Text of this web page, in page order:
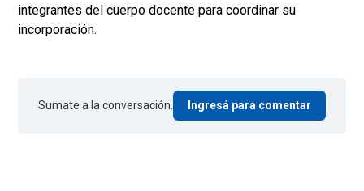
integrantes del cuerpo docente para coordinar su
incorporación.
Sumate a la conversación. Ingresá para comentar